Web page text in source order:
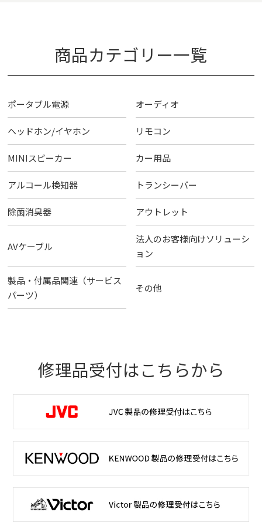
商品カテゴリー一覧
ポータブル電源 オーディオ
ヘッドホン/イヤホン リモコン
MINIスピーカー カー用品
アルコール検知器 トランシーバー
除菌消臭器 アウトレット
AVケーブル
法人のお客様向けソリューシ
ョン
製品・付属品関連（サービス
パーツ）
その他
修理品受付はこちらから